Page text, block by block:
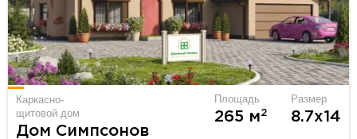
Каркасно-
щитовой дом
Дом Симпсонов
Площадь
265 м2
Размер
8.7х14